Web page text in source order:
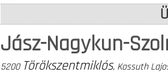
Jász-Nagykun-
5200 Törökszentmiklós, Kossuth